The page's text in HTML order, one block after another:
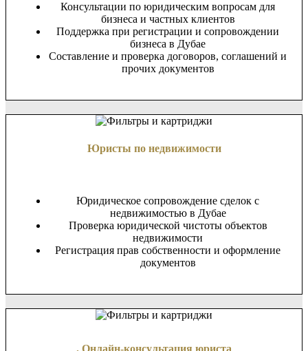
Консультации по юридическим вопросам для
бизнеса и частных клиентов
Поддержка при регистрации и сопровождении
бизнеса в Дубае
Составление и проверка договоров, соглашений и
прочих документов
Юристы по недвижимости
Юридическое сопровождение сделок с
недвижимостью в Дубае
Проверка юридической чистоты объектов
недвижимости
Регистрация прав собственности и оформление
документов